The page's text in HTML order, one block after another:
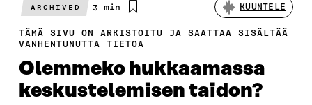
ARCHIVED
Arvioitu
3 min KUUNTELE
TÄMÄ SIVU ON ARKISTOITU JA SAATTAA SISÄLTÄÄ
VANHENTUNUTTA TIETOA
Olemmeko hukkaamassa
keskustelemisen taidon?